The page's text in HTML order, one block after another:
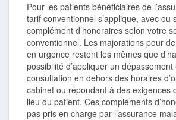
Pour les patients bénéficiaires de
tarif conventionnel s’applique, avec ou
complément d’honoraires selon votre
conventionnel. Les majorations pour
en urgence restent les mêmes que
possibilité d’appliquer un
consultation en dehors des horaires
cabinet ou répondant à des exigences
lieu du patient. Ces compléments
pas pris en charge par l’assurance